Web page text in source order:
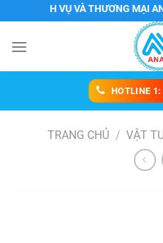
đến
nội
DỊCH VỤ VÀ THƯƠNG MẠI ANAN
HOTLINE
TRANG CHỦ / VẬT